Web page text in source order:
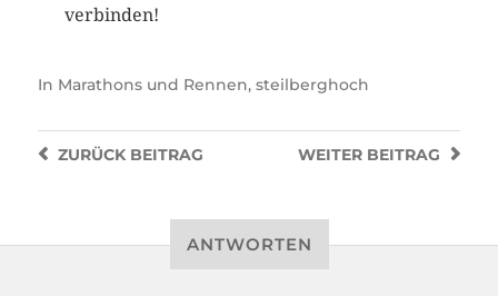
verbinden!
In Marathons und Rennen, steilberghoch
WEITER BEITRAG
ZURÜCKBEITRAG
ANTWORTEN